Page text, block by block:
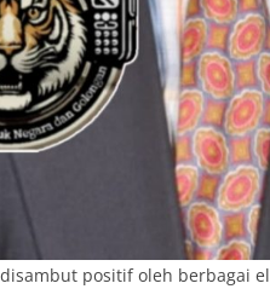
positif oleh berbagai